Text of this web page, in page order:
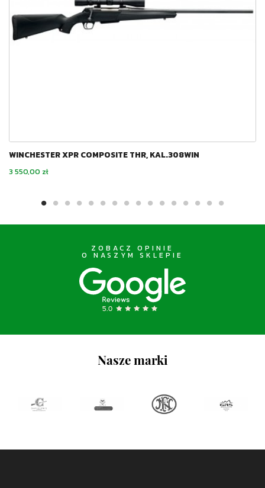
WINCHESTER XPR COMPOSITE THR, KAL.308WIN
Cena
3 550,00 zł
ZOBACZ OPINIE
O NASZYM SKLEPIE
Nasze marki